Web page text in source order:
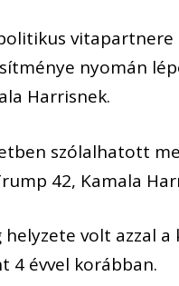
nyomán
Harrisnek.
szólalhatott
42, Kamala
volt azzal
4 évvel korábban.